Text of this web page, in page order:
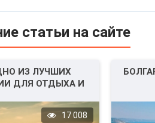
статьи на сайте
ИЗ ЛУЧШИХ
ДЛЯ ОТДЫХА И
17 008